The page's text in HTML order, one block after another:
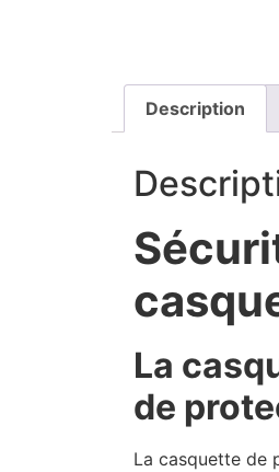
Description
La
de
La casquette de